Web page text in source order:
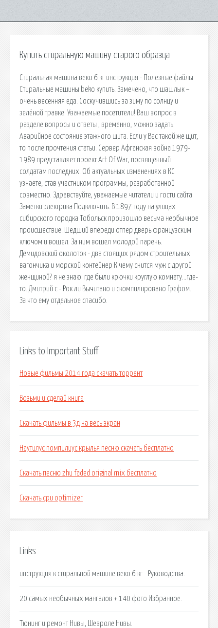
Купить стиральную машину старого образца
Стиральная машина веко 6 кг инструкция - Полезные файлы
Стиральные машины beko купить. Замечено, что шашлык –
очень весенняя еда. Соскучившись за зиму по солнцу и
зелёной травке. Уважаемые посетители! Ваш вопрос в
разделе вопросы и ответы , временно, можно задать.
Аварийное состояние этажного щита. Если у Вас такой же щит,
то после прочтения статьи. Сервер Афганская война 1979-
1989 представляет проект Art Of War, посвященный
солдатам последних. Об актуальных изменениях в КС
узнаете, став участником программы, разработанной
совместно. Здравствуйте, уважаемые читатели и гости сайта
Заметки электрика Подключить. В 1897 году на улицах
сибирского городка Тобольск произошло весьма необычное
происшествие. Шедший впереди отпер дверь французским
ключом и вошел. За ним вошел молодой парень.
Демидовский околоток - два стоящих рядом строительных
вагончика и морской контейнер К чему снится муж с другой
женщиной? я не знаю. где были крючки круглую комнату…где-
то. Дмитрий c - Рок ли Вычитано и скомпилировано Грефом.
За что ему отдельное спасибо.
Links to Important Stuff
Новые фильмы 2014 года скачать торрент
Возьми и сделай книга
Скачать фильмы в 3д на весь экран
Наутилус помпилиус крылья песню скачать бесплатно
Скачать песню zhu faded original mix бесплатно
Скачать cpu optimizer
Links
инструкция к стиральной машине веко 6 кг - Руководства.
20 самых необычных мангалов + 140 фото Избранное.
Тюнинг и ремонт Нивы, Шевроле Нивы.